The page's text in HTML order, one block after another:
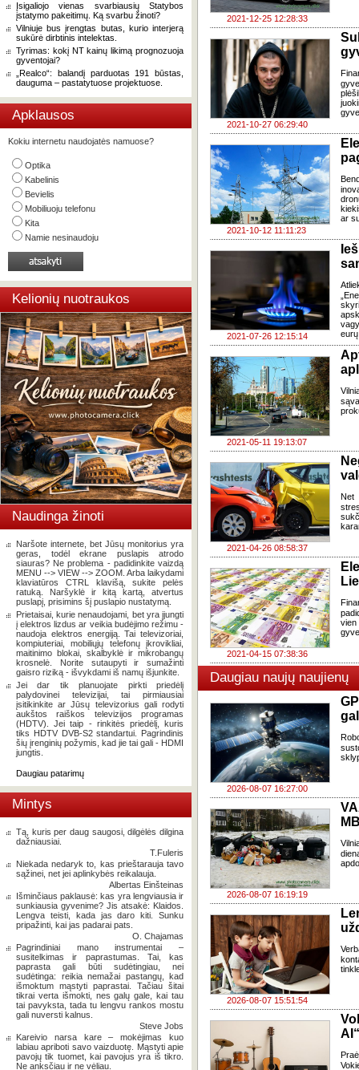
Įsigaliojo vienas svarbiausių Statybos
įstatymo pakeitimų. Ką svarbu žinoti?
Vilniuje bus įrengtas butas, kurio interjerą
sukūrė dirbtinis intelektas.
Tyrimas: kokį NT kainų likimą prognozuoja
gyventojai?
„Realco“: balandį parduotas 191 būstas,
dauguma – pastatytuose projektuose.
Apklausos
Kokiu internetu naudojatės namuose?
Optika
Kabelinis
Bevielis
Mobiliuoju telefonu
Kita
Namie nesinaudoju
Kelionių nuotraukos
Naudinga žinoti
Naršote internete, bet Jūsų monitorius yra
geras, todėl ekrane puslapis atrodo
siauras? Ne problema - padidinkite vaizdą
MENU --> VIEW --> ZOOM. Arba laikydami
klaviatūros CTRL klavišą, sukite pelės
ratuką. Naršyklė ir kitą kartą, atvertus
puslapį, prisimins šį puslapio nustatymą.
Prietaisai, kurie nenaudojami, bet yra įjungti
į elektros lizdus ar veikia budėjimo režimu -
naudoja elektros energiją. Tai televizoriai,
kompiuteriai, mobiliųjų telefonų įkrovikliai,
maitinimo blokai, skalbyklė ir mikrobangų
krosnelė. Norite sutaupyti ir sumažinti
gaisro riziką - išvykdami iš namų išjunkite.
Jei dar tik planuojate pirkti priedėlį
palydovinei televizijai, tai pirmiausiai
įsitikinkite ar Jūsų televizorius gali rodyti
aukštos raiškos televizijos programas
(HDTV). Jei taip - rinkitės priedėlį, kuris
tiks HDTV DVB-S2 standartui. Pagrindinis
šių įrenginių požymis, kad jie tai gali - HDMI
jungtis.
Daugiau patarimų
Mintys
Tą, kuris per daug saugosi, dilgėlės dilgina
dažniausiai.
T.Fuleris
Niekada nedaryk to, kas prieštarauja tavo
sąžinei, net jei aplinkybės reikalauja.
Albertas Einšteinas
Išminčiaus paklausė: kas yra lengviausia ir
sunkiausia gyvenime? Jis atsakė: Klaidos.
Lengva teisti, kada jas daro kiti. Sunku
pripažinti, kai jas padarai pats.
O. Chajamas
Pagrindiniai mano instrumentai –
susitelkimas ir paprastumas. Tai, kas
paprasta gali būti sudėtingiau, nei
sudėtinga: reikia nemažai pastangų, kad
išmoktum mąstyti paprastai. Tačiau šitai
tikrai verta išmokti, nes galų gale, kai tau
tai pavyksta, tada tu lengvu rankos mostu
gali nuversti kalnus.
Steve Jobs
Kareivio narsa kare – mokėjimas kuo
labiau apriboti savo vaizduotę. Mąstyti apie
pavojų tik tuomet, kai pavojus yra iš tikro.
Ne anksčiau ir ne vėliau.
2021-12-25 12:28:33
2021-10-27 06:29:40
2021-10-12 11:11:23
ar
2021-07-26 12:15:14
2021-05-11 19:13:07
2021-04-26 08:58:37
Net
2021-04-15 07:38:36
Daugiau naujų naujienų
2026-08-07 16:27:00
2026-08-07 16:19:19
2026-08-07 15:51:54